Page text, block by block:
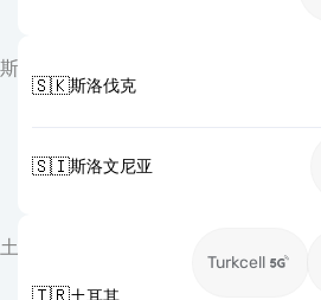
斯
🇸🇰斯洛伐克
🇸🇮斯洛文尼亚
土
Turkcell